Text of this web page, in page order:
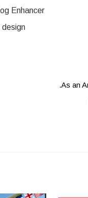
Enhancer
design
As an